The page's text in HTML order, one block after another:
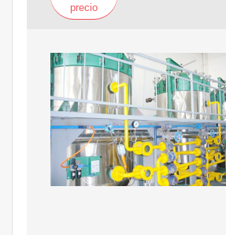
precio